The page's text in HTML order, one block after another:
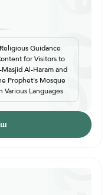
Religious Guidance
for Visitors to
Al-Haram and
Prophet's Mosque
Various Languages